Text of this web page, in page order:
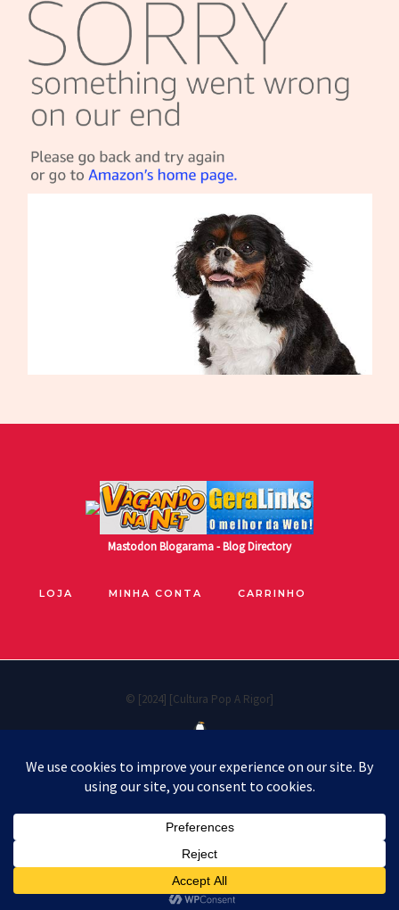
MastodonBlogarama - Blog Directory
LOJA MINHA CONTA CARRINHO
© [2024] [Cultura Pop A Rigor]
Cookie Policy
Política de reembolso e devoluções